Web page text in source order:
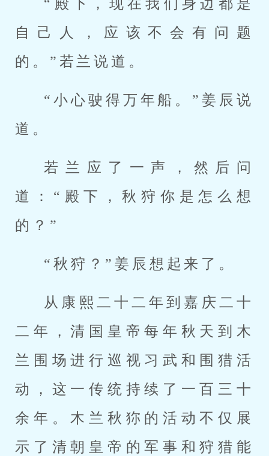
“殿下，现在我们身边都是
自己人，应该不会有问题
的。”若兰说道。
“小心驶得万年船。”姜辰说
道。
若兰应了一声，然后问
道：“殿下，秋狩你是怎么想
的？”
“秋狩？”姜辰想起来了。
从康熙二十二年到嘉庆二十
二年，清国皇帝每年秋天到木
兰围场进行巡视习武和围猎活
动，这一传统持续了一百三十
余年。木兰秋狝的活动不仅展
示了清朝皇帝的军事和狩猎能